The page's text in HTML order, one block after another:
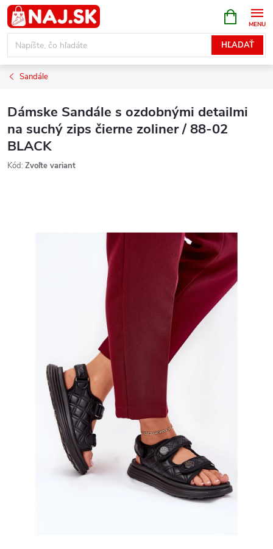
Prejsť
na
obsah
HĽADAŤ
KOŠÍK
Sandále
Dámske Sandále s ozdobnými detailmi
na suchý zips čierne zoliner / 88-02
BLACK
Kód: Zvoľte variant